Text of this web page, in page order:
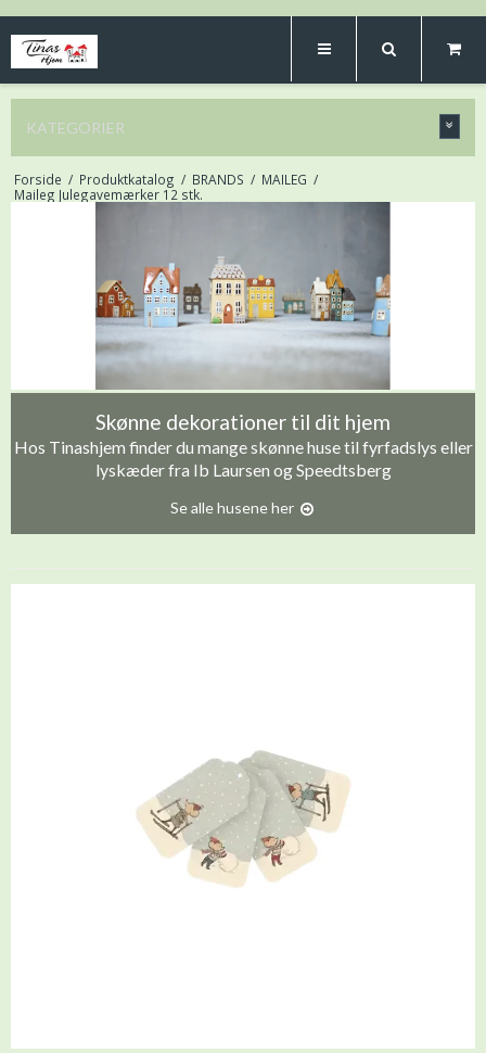
KATEGORIER
Forside / Produktkatalog / BRANDS / MAILEG /
Maileg Julegavemærker 12 stk.
Skønne dekorationer til dit hjem
Hos Tinashjem finder du mange skønne huse til fyrfadslys eller
lyskæder fra Ib Laursen og Speedtsberg
Se alle husene her